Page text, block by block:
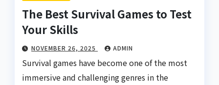
The Best Survival Games to Test
Your Skills
NOVEMBER 26, 2025 ADMIN
Survival games have become one of the most
immersive and challenging genres in the